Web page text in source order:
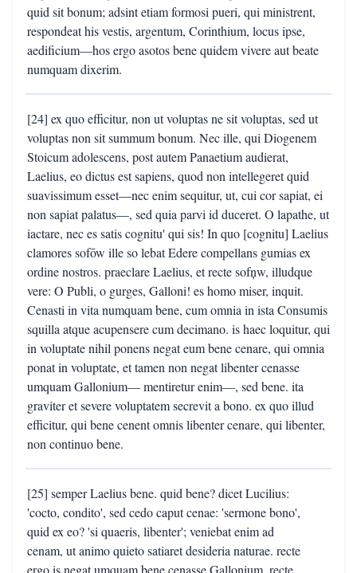
quid sit bonum; adsint etiam formosi pueri, qui ministrent,
respondeat his vestis, argentum, Corinthium, locus ipse,
aedificium—hos ergo asotos bene quidem vivere aut beate
numquam dixerim.
[24] ex quo efficitur, non ut voluptas ne sit voluptas, sed ut
voluptas non sit summum bonum. Nec ille, qui Diogenem
Stoicum adolescens, post autem Panaetium audierat,
Laelius, eo dictus est sapiens, quod non intellegeret quid
suavissimum esset—nec enim sequitur, ut, cui cor sapiat, ei
non sapiat palatus—, sed quia parvi id duceret. O lapathe, ut
iactare, nec es satis cognitu' qui sis! In quo [cognitu] Laelius
clamores sofōw ille so lebat Edere compellans gumias ex
ordine nostros. praeclare Laelius, et recte sofņw, illudque
vere: O Publi, o gurges, Galloni! es homo miser, inquit.
Cenasti in vita numquam bene, cum omnia in ista Consumis
squilla atque acupensere cum decimano. is haec loquitur, qui
in voluptate nihil ponens negat eum bene cenare, qui omnia
ponat in voluptate, et tamen non negat libenter cenasse
umquam Gallonium— mentiretur enim—, sed bene. ita
graviter et severe voluptatem secrevit a bono. ex quo illud
efficitur, qui bene cenent omnis libenter cenare, qui libenter,
non continuo bene.
[25] semper Laelius bene. quid bene? dicet Lucilius:
'cocto, condito', sed cedo caput cenae: 'sermone bono',
quid ex eo? 'si quaeris, libenter'; veniebat enim ad
cenam, ut animo quieto satiaret desideria naturae. recte
ergo is negat umquam bene cenasse Gallonium, recte